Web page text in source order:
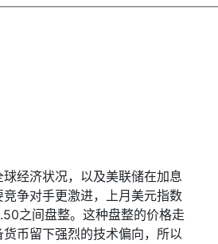
经济状况，以及美联储在加息
争对手更激进，上月美元指数
之间盘整。这种盘整的价格走
币留下强烈的技术偏向，所以